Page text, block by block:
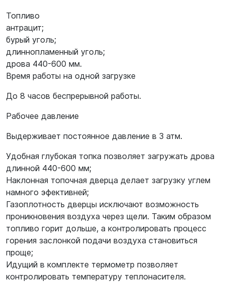
Топливо
антрацит;
бурый уголь;
длиннопламенный уголь;
дрова 440-600 мм.
Время работы на одной загрузке
До 8 часов беспрерывной работы.
Рабочее давление
Выдерживает постоянное давление в 3 атм.
Удобная глубокая топка позволяет загружать дрова
длинной 440-600 мм;
Наклонная топочная дверца делает загрузку углем
намного эфективней;
Газоплотность дверцы исключают возможность
проникновения воздуха через щели. Таким образом
топливо горит дольше, а контролировать процесс
горения заслонкой подачи воздуха становиться
проще;
Идущий в комплекте термометр позволяет
контролировать температуру теплонасителя.